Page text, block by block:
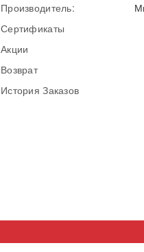
Производитель:
Сертификаты
Акции
Возврат
История Заказов